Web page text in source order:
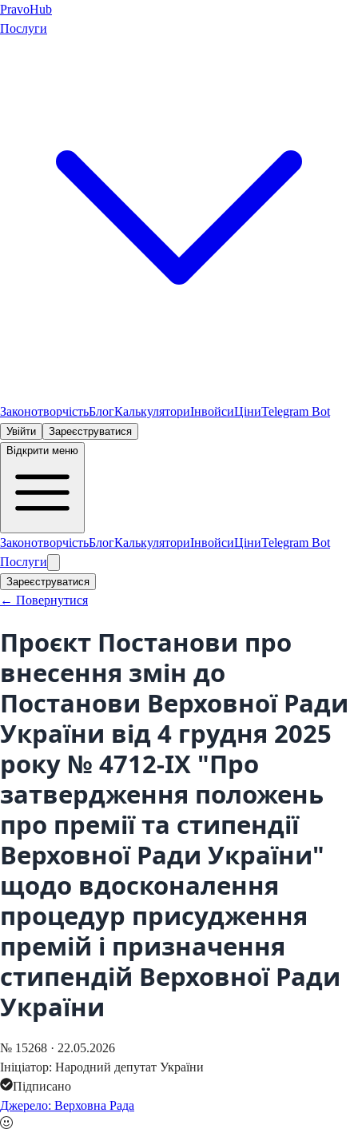
PravoHub
Послуги
ЗаконотворчістьБлогКалькуляториІнвойсиЦіниTelegram Bot
Увійти
Зареєструватися
Відкрити меню
ЗаконотворчістьБлогКалькуляториІнвойсиЦіниTelegram Bot
Послуги
Зареєструватися
← Повернутися
Проєкт Постанови про
внесення змін до
Постанови Верховної Ради
України від 4 грудня 2025
року № 4712-IX "Про
затвердження положень
про премії та стипендії
Верховної Ради України"
щодо вдосконалення
процедур присудження
премій і призначення
стипендій Верховної Ради
України
№ 15268 · 22.05.2026
Ініціатор: Народний депутат України
Підписано
Джерело: Верховна Рада